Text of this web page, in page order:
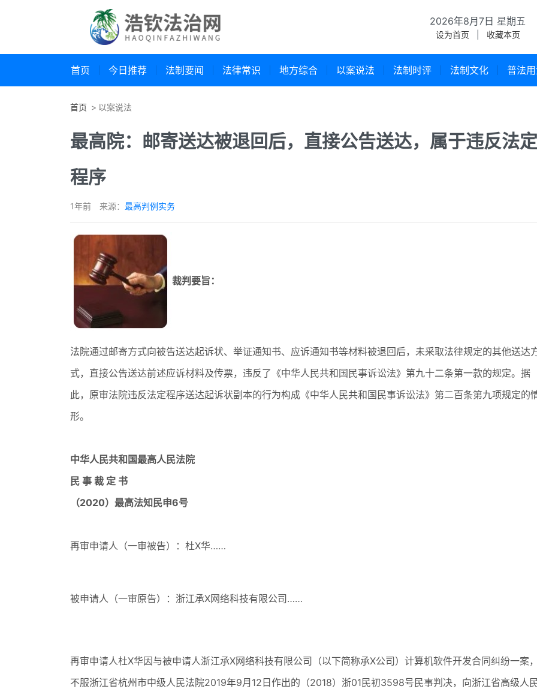
2026年8月7日 星期五
设为首页 收藏本页
首页 今日推荐 法制要闻 法律常识 地方综合 以案说法 法制时评 法制文化 普法
首页 以案说法
最高院：邮寄送达被退回后，直接公告送达，属于违反法定
程序
1年前 来源： 最高判例实务
裁判要旨：
法院通过邮寄方式向被告送达起诉状、举证通知书、应诉通知书等材料被退回后，未采取法律规定的其他送达
式，直接公告送达前述应诉材料及传票，违反了《中华人民共和国民事诉讼法》第九十二条第一款的规定。据
此，原审法院违反法定程序送达起诉状副本的行为构成《中华人民共和国民事诉讼法》第二百条第九项规定的
形。
中华人民共和国最高人民法院
民 事 裁 定 书
（2020）最高法知民申6号
再审申请人（一审被告）：杜X华……
被申请人（一审原告）：浙江承X网络科技有限公司……
再审申请人杜X华因与被申请人浙江承X网络科技有限公司（以下简称承X公司）计算机软件开发合同纠纷一案，
不服浙江省杭州市中级人民法院2019年9月12日作出的（2018）浙01民初3598号民事判决，向浙江省高级人